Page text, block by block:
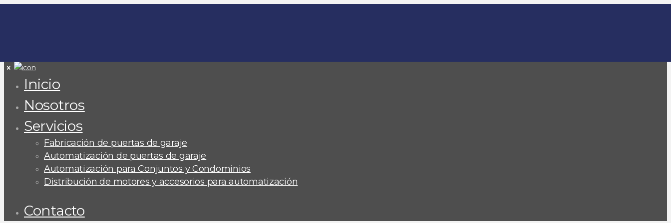
Inicio
Nosotros
Servicios
Fabricación de puertas de garaje
Automatización de puertas de garaje
Automatización para Conjuntos y Condominios
Distribución de motores y accesorios para automatización
Contacto